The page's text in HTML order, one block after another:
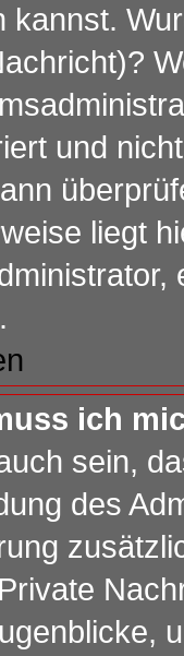
kannst.
und
liegt
ich
sein,
des